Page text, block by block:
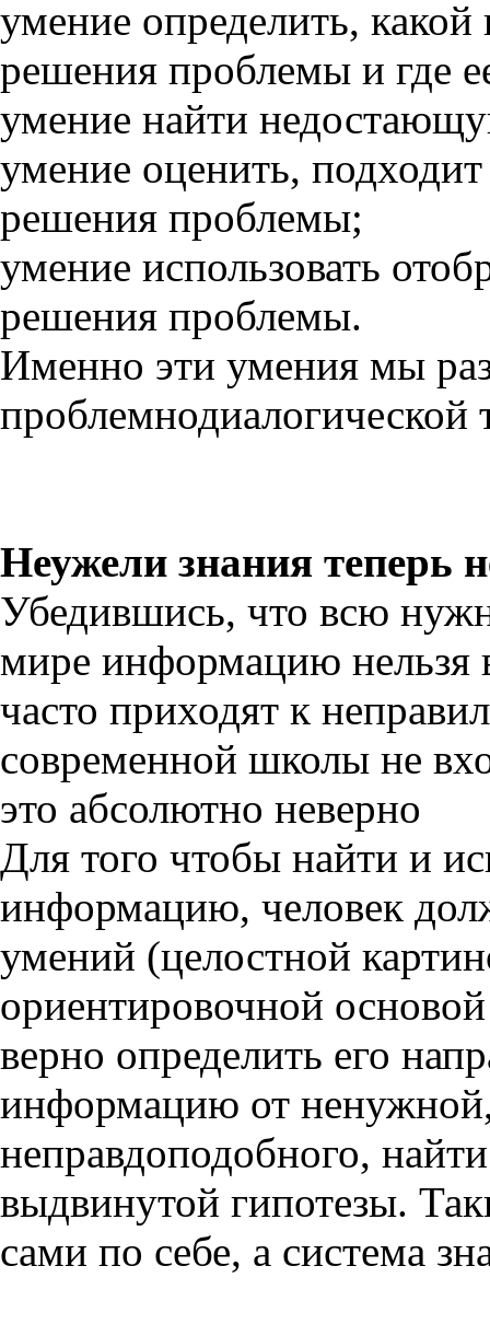
умение определить,
решения проблемы и где
умение найти
умение оценить,
решения проблемы;
умение использовать
решения проблемы.
Именно эти умения мы
проблемнодиалогической
Неужели знания теперь
Убедившись, что всю
мире информацию нельзя
часто приходят к
современной школы не
это абсолютно неверно
Для того чтобы найти и
информацию, человек
умений (целостной
ориентировочной
верно определить его
информацию от
неправдоподобного,
выдвинутой гипотезы.
сами по себе, а система